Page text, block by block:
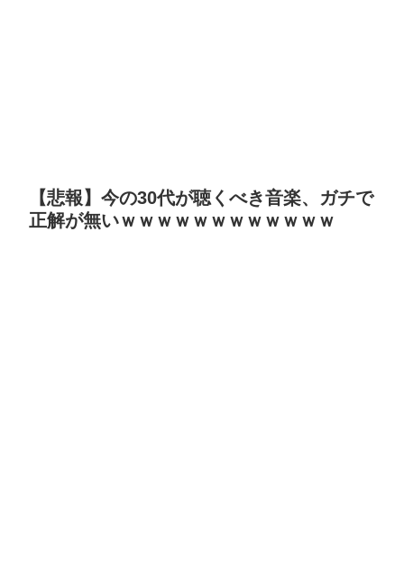
【悲報】今の30代が聴くべき音楽、ガチで
正解が無いｗｗｗｗｗｗｗｗｗｗｗｗ